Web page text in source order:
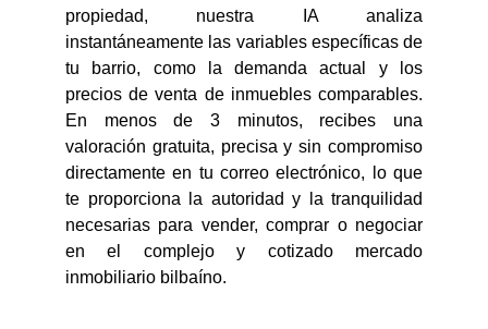
propiedad, nuestra IA analiza
instantáneamente las variables específicas de
tu barrio, como la demanda actual y los
precios de venta de inmuebles comparables.
En menos de 3 minutos, recibes una
valoración gratuita, precisa y sin compromiso
directamente en tu correo electrónico, lo que
te proporciona la autoridad y la tranquilidad
necesarias para vender, comprar o negociar
en el complejo y cotizado mercado
inmobiliario bilbaíno.